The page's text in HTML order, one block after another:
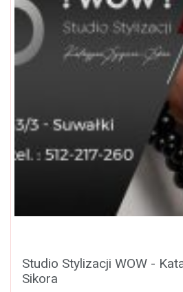
Studio Stylizacji WOW -
Sikora